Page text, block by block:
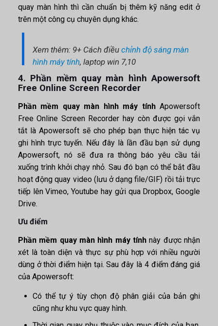
quay màn hình thì cần chuẩn bị thêm kỹ năng edit ở
trên một công cụ chuyên dụng khác.
Xem thêm: 9+ Cách điềuchỉnh độ sáng màn
hình máy tính, laptop win 7,10
4. Phần mềm quay màn hình Apowersoft
Free Online Screen Recorder
Phần mềm quay màn hình máy tínhApowersoft
Free Online Screen Recorder hay còn được gọi vắn
tắt là Apowersoft sẽ cho phép bạn thực hiện tác vụ
ghi hình trực tuyến. Nếu đây là lần đầu bạn sử dụng
Apowersoft, nó sẽ đưa ra thông báo yêu cầu tải
xuống trình khởi chạy nhỏ. Sau đó bạn có thể bắt đầu
hoạt động quay video (lưu ở dạng file/GIF) rồi tải trực
tiếp lên Vimeo, Youtube hay gửi qua Dropbox, Google
Drive.
Ưu điểm
Phần mềm quay màn hình máy tính này được nhận
xét là toàn diện và thực sự phù hợp với nhiều người
dùng ở thời điểm hiện tại. Sau đây là 4 điểm đáng giá
của Apowersoft:
Có thể tự ý tùy chọn độ phân giải của bản ghi
cũng như khu vực quay hình.